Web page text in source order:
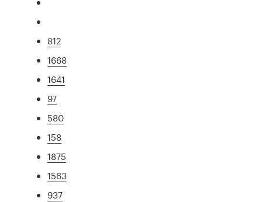
812
1668
1641
97
580
158
1875
1563
937